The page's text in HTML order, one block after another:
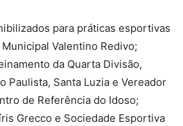
para práticas esportivas
Valentino Redivo;
da Quarta Divisão,
Paulista, Santa Luzia e Vereador
de Referência do Idoso;
Grecco e Sociedade Esportiva